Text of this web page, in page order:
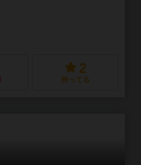
2
持ってる